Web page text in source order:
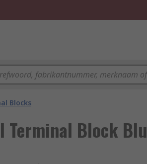
Blocks
Terminal Block